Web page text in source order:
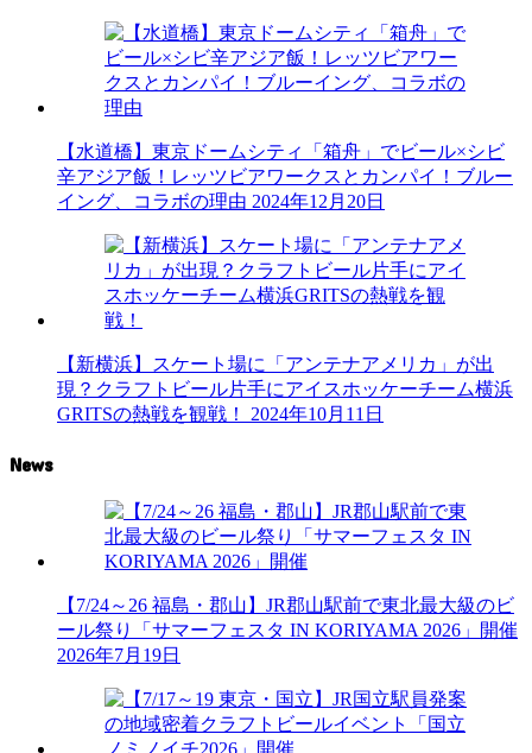
【水道橋】東京ドームシティ「箱舟」でビール×シビ
辛アジア飯！レッツビアワークスとカンパイ！ブルー
イング、コラボの理由 2024年12月20日
【新横浜】スケート場に「アンテナアメリカ」が出
現？クラフトビール片手にアイスホッケーチーム横浜
GRITSの熱戦を観戦！
2024年10月11日
News
【7/24～26 福島・郡山】JR郡山駅前で東北最大級のビ
ール祭り「サマーフェスタ IN KORIYAMA 2026」開催
2026年7月19日